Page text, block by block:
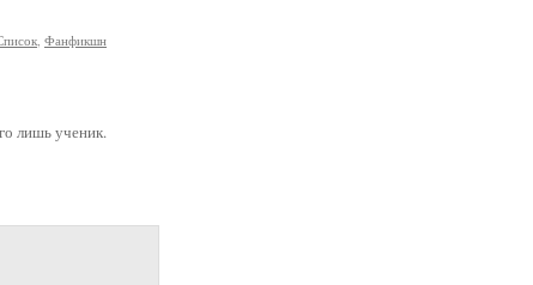
, Фанфикшн
лишь ученик.